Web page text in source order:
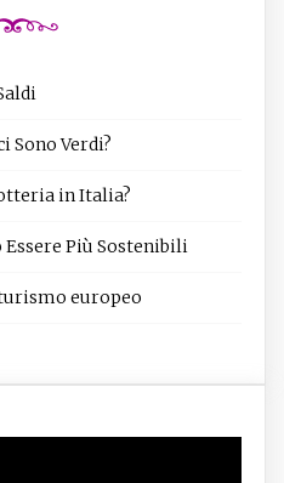
Verdi?
in Italia?
Più Sostenibili
europeo